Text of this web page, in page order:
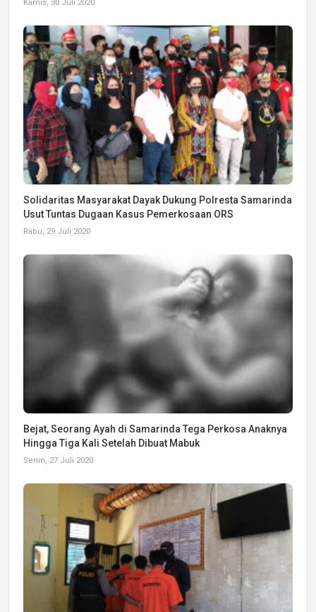
Kamis, 30 Juli 2020
Solidaritas Masyarakat Dayak Dukung Polresta Samarinda
Usut Tuntas Dugaan Kasus Pemerkosaan ORS
Rabu, 29 Juli 2020
Bejat, Seorang Ayah di Samarinda Tega Perkosa Anaknya
Hingga Tiga Kali Setelah Dibuat Mabuk
Senin, 27 Juli 2020